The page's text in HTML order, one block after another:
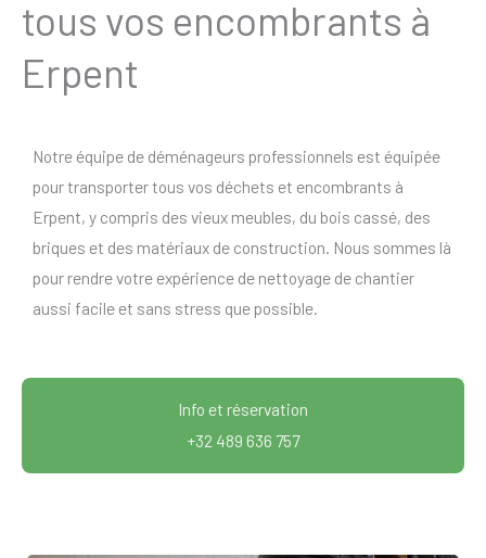
tous vos encombrants à
Erpent
Notre équipe de déménageurs professionnels est équipée
pour transporter tous vos déchets et encombrants à
Erpent, y compris des vieux meubles, du bois cassé, des
briques et des matériaux de construction. Nous sommes là
pour rendre votre expérience de nettoyage de chantier
aussi facile et sans stress que possible.
Info et réservation
+32 489 636 757